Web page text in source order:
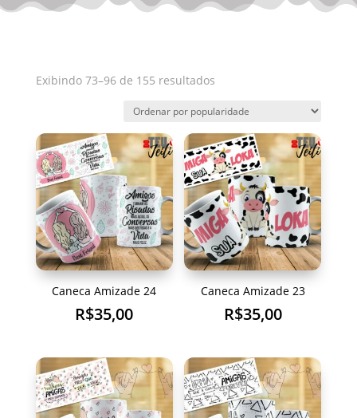
Exibindo 73–96 de 155 resultadosClassificado
popularidade
Caneca Amizade 24
R$35,00
Caneca Amizade 23
R$35,00